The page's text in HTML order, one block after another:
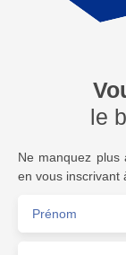
le
Ne manquez plus
en vous inscrivant
Prénom